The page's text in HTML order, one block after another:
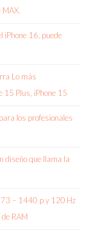
MAX.
iPhone 16, puede
Lo más
15 Plus, iPhone 15
los profesionales
diseño que llama la
– 1440 p y 120 Hz
RAM